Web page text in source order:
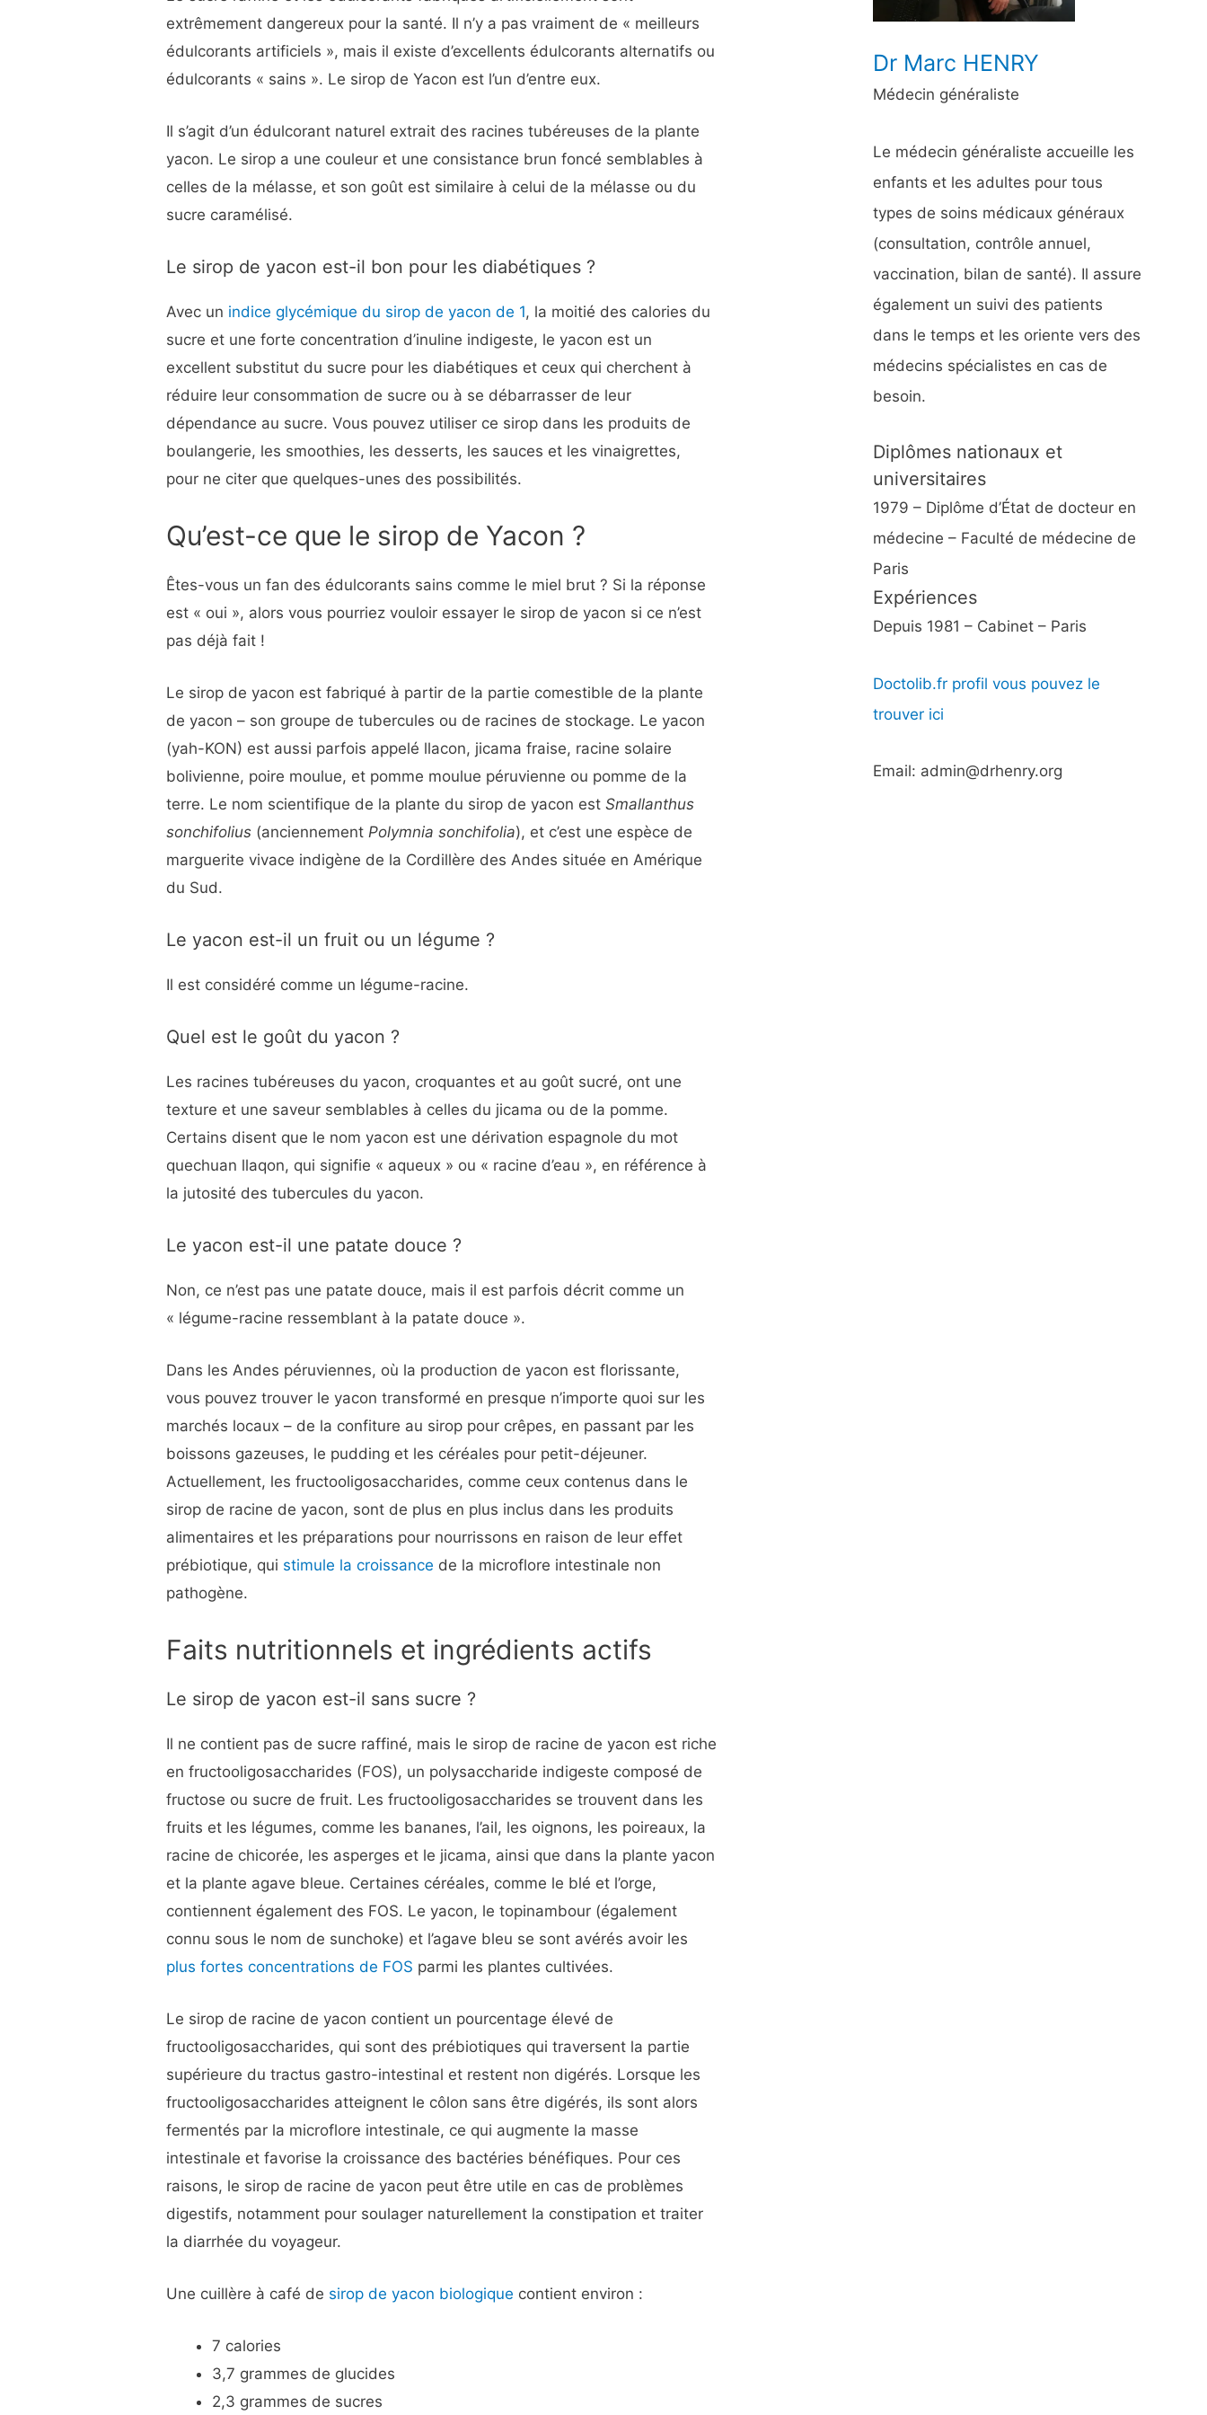
extrêmement dangereux pour la santé. Il n’y a pas vraiment de « meilleurs
édulcorants artificiels », mais il existe d’excellents édulcorants alternatifs ou
édulcorants « sains ». Le sirop de Yacon est l’un d’entre eux.
Il s’agit d’un édulcorant naturel extrait des racines tubéreuses de la plante
yacon. Le sirop a une couleur et une consistance brun foncé semblables à
celles de la mélasse, et son goût est similaire à celui de la mélasse ou du
sucre caramélisé.
Le sirop de yacon est-il bon pour les diabétiques ?
Avec un indice glycémique du sirop de yacon de 1, la moitié des calories du
sucre et une forte concentration d’inuline indigeste, le yacon est un
excellent substitut du sucre pour les diabétiques et ceux qui cherchent à
réduire leur consommation de sucre ou à se débarrasser de leur
dépendance au sucre. Vous pouvez utiliser ce sirop dans les produits de
boulangerie, les smoothies, les desserts, les sauces et les vinaigrettes,
pour ne citer que quelques-unes des possibilités.
Qu’est-ce que le sirop de Yacon ?
Êtes-vous un fan des édulcorants sains comme le miel brut ? Si la réponse
est « oui », alors vous pourriez vouloir essayer le sirop de yacon si ce n’est
pas déjà fait !
Le sirop de yacon est fabriqué à partir de la partie comestible de la plante
de yacon – son groupe de tubercules ou de racines de stockage. Le yacon
(yah-KON) est aussi parfois appelé llacon, jicama fraise, racine solaire
bolivienne, poire moulue, et pomme moulue péruvienne ou pomme de la
terre. Le nom scientifique de la plante du sirop de yacon estSmallanthus
sonchifolius (anciennement Polymnia sonchifolia), et c’est une espèce de
marguerite vivace indigène de la Cordillère des Andes située en Amérique
du Sud.
Le yacon est-il un fruit ou un légume ?
Il est considéré comme un légume-racine.
Quel est le goût du yacon ?
Les racines tubéreuses du yacon, croquantes et au goût sucré, ont une
texture et une saveur semblables à celles du jicama ou de la pomme.
Certains disent que le nom yacon est une dérivation espagnole du mot
quechuan llaqon, qui signifie « aqueux » ou « racine d’eau », en référence à
la jutosité des tubercules du yacon.
Le yacon est-il une patate douce ?
Non, ce n’est pas une patate douce, mais il est parfois décrit comme un
« légume-racine ressemblant à la patate douce ».
Dans les Andes péruviennes, où la production de yacon est florissante,
vous pouvez trouver le yacon transformé en presque n’importe quoi sur les
marchés locaux – de la confiture au sirop pour crêpes, en passant par les
boissons gazeuses, le pudding et les céréales pour petit-déjeuner.
Actuellement, les fructooligosaccharides, comme ceux contenus dans le
sirop de racine de yacon, sont de plus en plus inclus dans les produits
alimentaires et les préparations pour nourrissons en raison de leur effet
prébiotique, qui stimule la croissance de la microflore intestinale non
pathogène.
Faits nutritionnels et ingrédients actifs
Le sirop de yacon est-il sans sucre ?
Il ne contient pas de sucre raffiné, mais le sirop de racine de yacon est riche
en fructooligosaccharides (FOS), un polysaccharide indigeste composé de
fructose ou sucre de fruit. Les fructooligosaccharides se trouvent dans les
fruits et les légumes, comme les bananes, l’ail, les oignons, les poireaux, la
racine de chicorée, les asperges et le jicama, ainsi que dans la plante yacon
et la plante agave bleue. Certaines céréales, comme le blé et l’orge,
contiennent également des FOS. Le yacon, le topinambour (également
connu sous le nom de sunchoke) et l’agave bleu se sont avérés avoir les
plus fortes concentrations de FOS parmi les plantes cultivées.
Le sirop de racine de yacon contient un pourcentage élevé de
fructooligosaccharides, qui sont des prébiotiques qui traversent la partie
supérieure du tractus gastro-intestinal et restent non digérés. Lorsque les
fructooligosaccharides atteignent le côlon sans être digérés, ils sont alors
fermentés par la microflore intestinale, ce qui augmente la masse
intestinale et favorise la croissance des bactéries bénéfiques. Pour ces
raisons, le sirop de racine de yacon peut être utile en cas de problèmes
digestifs, notamment pour soulager naturellement la constipation et traiter
la diarrhée du voyageur.
Une cuillère à café de sirop de yacon biologique contient environ :
7 calories
3,7 grammes de glucides
2,3 grammes de sucres
Dr Marc HENRY
Médecin généraliste
Le médecin généraliste accueille les
enfants et les adultes pour tous
types de soins médicaux généraux
(consultation, contrôle annuel,
vaccination, bilan de santé). Il assure
également un suivi des patients
dans le temps et les oriente vers des
médecins spécialistes en cas de
besoin.
Diplômes nationaux et
universitaires
1979 – Diplôme d’État de docteur en
médecine – Faculté de médecine de
Paris
Expériences
Depuis 1981 – Cabinet – Paris
Doctolib.fr profil vous pouvez le
trouver ici
Email: admin@drhenry.org